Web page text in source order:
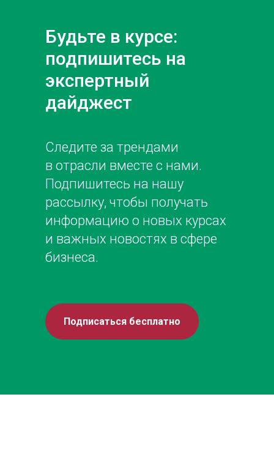
Будьте в курсе:
подпишитесь на
экспертный
дайджест
Следите за трендами
в отрасли вместе с нами.
Подпишитесь на нашу
рассылку, чтобы получать
информацию о новых курсах
и важных новостях в сфере
бизнеса.
Подписаться бесплатно